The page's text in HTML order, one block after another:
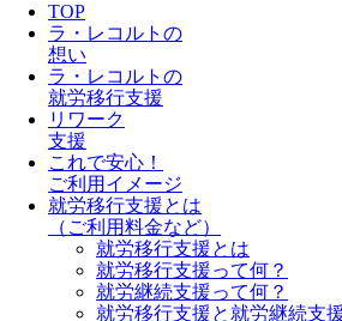
TOP
ラ・レコルトの
想い
ラ・レコルトの
就労移行支援
リワーク
支援
これで安心！
ご利用イメージ
就労移行支援とは
（ご利用料金など）
就労移行支援とは
就労移行支援って何？
就労継続支援って何？
就労移行支援と就労継続支